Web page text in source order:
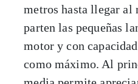
metros hasta llegar al
parten las pequeñas
motor y con
como máximo. Al